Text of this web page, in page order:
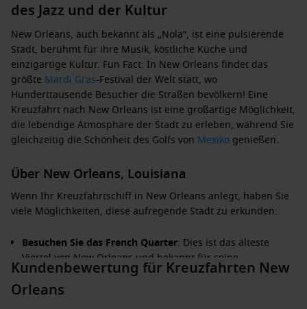
des Jazz und der Kultur
New Orleans, auch bekannt als „Nola“, ist eine pulsierende
Stadt, berühmt für ihre Musik, köstliche Küche und
einzigartige Kultur. Fun Fact: In New Orleans findet das
größte Mardi Gras-Festival der Welt statt, wo
Hunderttausende Besucher die Straßen bevölkern! Eine
Kreuzfahrt nach New Orleans ist eine großartige Möglichkeit,
die lebendige Atmosphäre der Stadt zu erleben, während Sie
gleichzeitig die Schönheit des Golfs von Mexiko genießen.
Über New Orleans, Louisiana
Wenn Ihr Kreuzfahrtschiff in New Orleans anlegt, haben Sie
viele Möglichkeiten, diese aufregende Stadt zu erkunden:
Besuchen Sie das French Quarter: Dies ist das älteste
Viertel von New Orleans und bekannt für seine
farbenfrohen Gebäude und lebhaften Straßen. Genießen
Sie Live-Musik in einem der zahlreichen Cafés und
Kundenbewertung für Kreuzfahrten New
Orleans